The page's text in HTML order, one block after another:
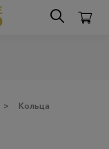
>
Кольца